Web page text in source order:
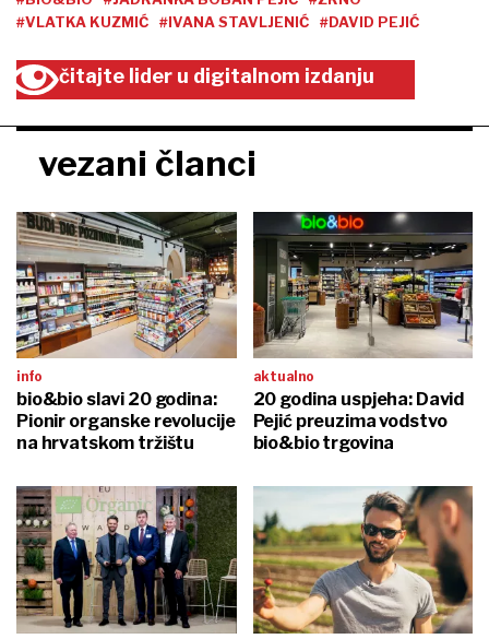
#VLATKA KUZMIĆ
#IVANA STAVLJENIĆ #DAVID PEJIĆ
čitajte lider u digitalnom izdanju
vezani članci
info
bio&bio slavi 20 godina:
Pionir organske revolucije
na hrvatskom tržištu
aktualno
20 godina uspjeha: David
Pejić preuzima vodstvo
bio&bio trgovina